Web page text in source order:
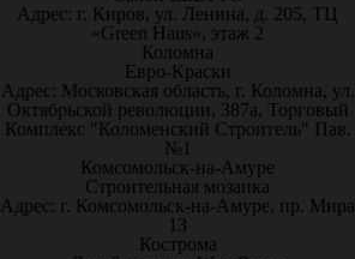
Адрес: г. Киров, ул. Ленина, д. 205, ТЦ
«Green Haus», этаж 2
Коломна
Евро-Краски
Адрес: Московская область, г. Коломна, ул.
Октябрьской революции, 387а, Торговый
Комплекс "Коломенский Строитель" Пав.
№1
Комсомольск-на-Амуре
Строительная мозаика
Адрес: г. Комсомольск-на-Амуре, пр. Мира
13
Кострома